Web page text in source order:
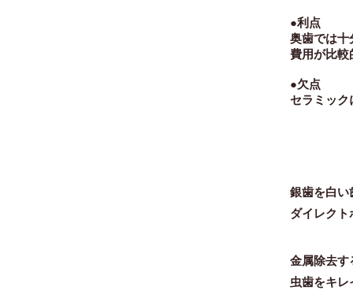
●利点
奥歯では十
費用が比
●欠点
セラミッ
銀歯を白い
ダイレク
金属除去す
虫歯をキ